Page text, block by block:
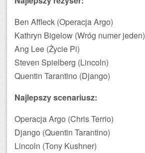
Ben Affleck (Operacja Argo)
Kathryn Bigelow (Wróg numer jeden)
Ang Lee (Życie Pi)
Steven Spielberg (Lincoln)
Quentin Tarantino (Django)
Najlepszy scenariusz:
Operacja Argo (Chris Terrio)
Django (Quentin Tarantino)
Lincoln (Tony Kushner)